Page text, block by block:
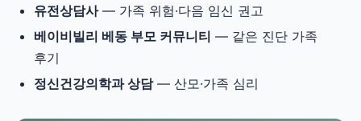
유전상담사— 가족 위험·다음 임신 권고
베이비빌리 베동 부모 커뮤니티 — 같은 진단 가족
후기
정신건강의학과 상담— 산모·가족 심리